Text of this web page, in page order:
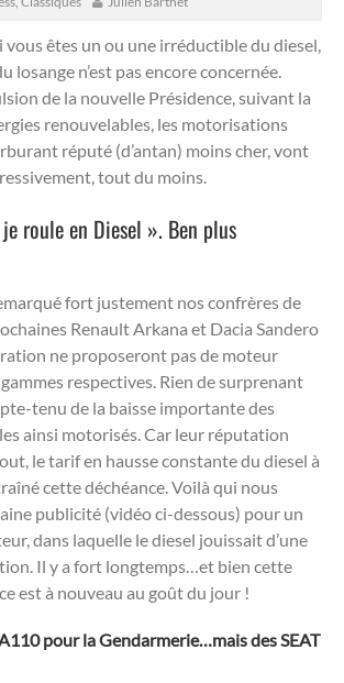
vous êtes un ou une irréductible du diesel,
losange n’est pas encore concernée.
de la nouvelle Présidence, suivant la
renouvelables, les motorisations
réputé (d’antan) moins cher, vont
tout du moins.
roule en Diesel ». Ben plus
fort justement nos confrères de
Renault Arkana et Dacia Sandero
ne proposeront pas de moteur
respectives. Rien de surprenant
tenu de la baisse importante des
ainsi motorisés. Car leur réputation
le tarif en hausse constante du diesel à
cette déchéance. Voilà qui nous
publicité (vidéo ci-dessous) pour un
dans laquelle le diesel jouissait d’une
Il y a fort longtemps…et bien cette
est à nouveau au goût du jour !
pour la Gendarmerie…mais des SEAT